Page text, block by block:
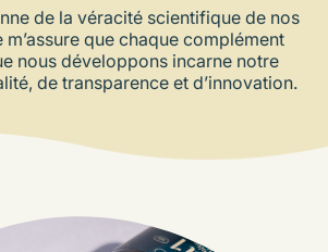
de la véracité scientifique de nos
m’assure que chaque complément
nous développons incarne notre
de transparence et d’innovation.